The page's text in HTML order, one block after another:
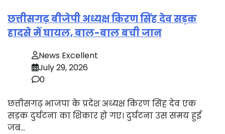
छत्तीसगढ़ बीजेपी अध्यक्ष किरण सिंह देव सड़क
हादसे में घायल, बाल-बाल बची जान
News Excellent
July 29, 2026
0
छत्तीसगढ़ भाजपा के प्रदेश अध्यक्ष किरण सिंह देव एक
सड़क दुर्घटना का शिकार हो गए। दुर्घटना उस समय हुई
जब…